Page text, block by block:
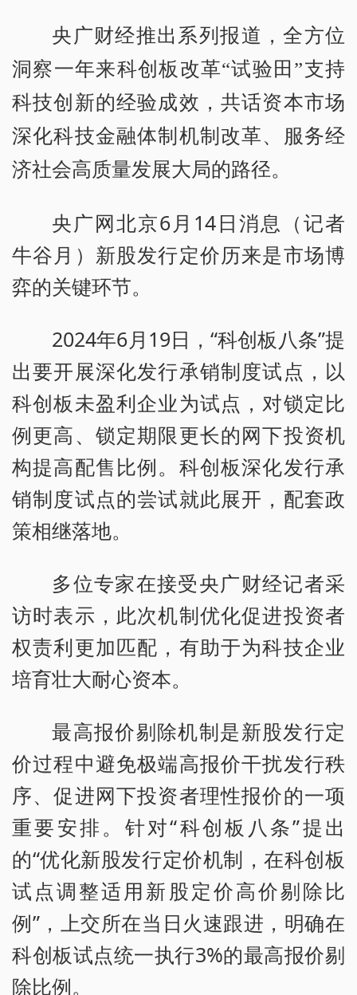
央广财经推出系列报道，全方位
洞察一年来科创板改革“试验田”支持
科技创新的经验成效，共话资本市场
深化科技金融体制机制改革、服务经
济社会高质量发展大局的路径。
央广网北京6月14日消息（记者
牛谷月）新股发行定价历来是市场博
弈的关键环节。
2024年6月19日，“科创板八条”提
出要开展深化发行承销制度试点，以
科创板未盈利企业为试点，对锁定比
例更高、锁定期限更长的网下投资机
构提高配售比例。科创板深化发行承
销制度试点的尝试就此展开，配套政
策相继落地。
多位专家在接受央广财经记者采
访时表示，此次机制优化促进投资者
权责利更加匹配，有助于为科技企业
培育壮大耐心资本。
最高报价剔除机制是新股发行定
价过程中避免极端高报价干扰发行秩
序、促进网下投资者理性报价的一项
重要安排。针对“科创板八条”提出
的“优化新股发行定价机制，在科创板
试点调整适用新股定价高价剔除比
例”，上交所在当日火速跟进，明确在
科创板试点统一执行3%的最高报价剔
除比例。